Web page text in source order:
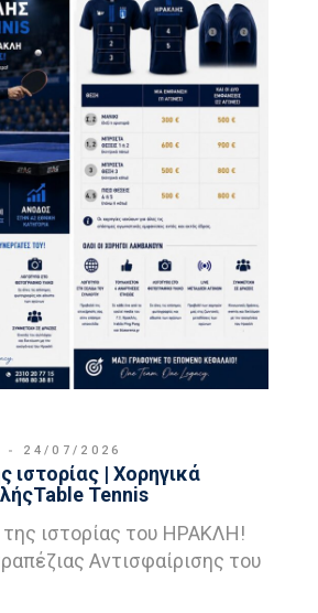
24/07/2026
ιστορίας | Χορηγικά
Tennis
της ιστορίας του ΗΡΑΚΛΗ!
Αντισφαίρισης του